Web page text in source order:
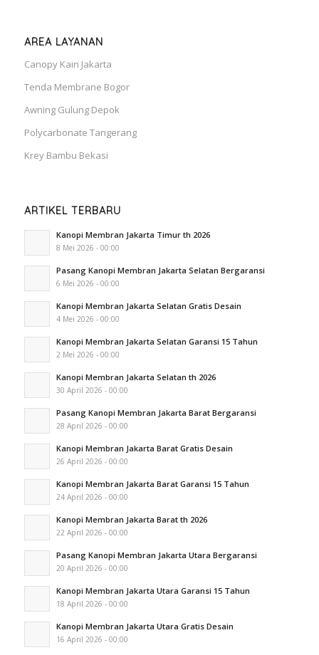
AREA LAYANAN
Canopy Kain Jakarta
Tenda Membrane Bogor
Awning Gulung Depok
Polycarbonate Tangerang
Krey Bambu Bekasi
ARTIKEL TERBARU
Kanopi Membran Jakarta Timur th 2026
8 Mei 2026 - 00:00
Pasang Kanopi Membran Jakarta Selatan Bergaransi
6 Mei 2026 - 00:00
Kanopi Membran Jakarta Selatan Gratis Desain
4 Mei 2026 - 00:00
Kanopi Membran Jakarta Selatan Garansi 15 Tahun
2 Mei 2026 - 00:00
Kanopi Membran Jakarta Selatan th 2026
30 April 2026 - 00:00
Pasang Kanopi Membran Jakarta Barat Bergaransi
28 April 2026 - 00:00
Kanopi Membran Jakarta Barat Gratis Desain
26 April 2026 - 00:00
Kanopi Membran Jakarta Barat Garansi 15 Tahun
24 April 2026 - 00:00
Kanopi Membran Jakarta Barat th 2026
22 April 2026 - 00:00
Pasang Kanopi Membran Jakarta Utara Bergaransi
20 April 2026 - 00:00
Kanopi Membran Jakarta Utara Garansi 15 Tahun
18 April 2026 - 00:00
Kanopi Membran Jakarta Utara Gratis Desain
16 April 2026 - 00:00